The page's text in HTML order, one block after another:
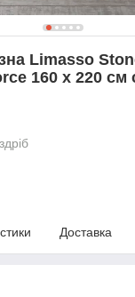
Limasso
160 х 220
Доставка